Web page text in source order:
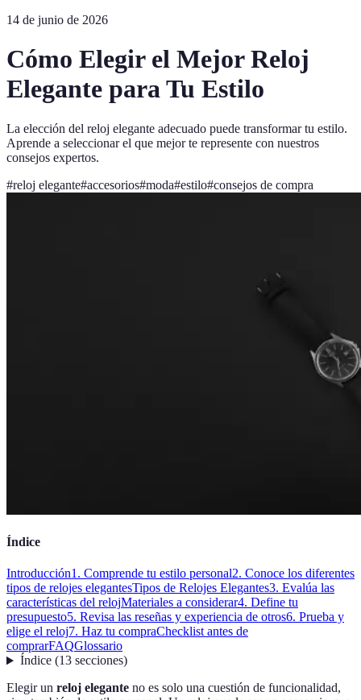
14 de junio de 2026
Cómo Elegir el Mejor Reloj
Elegante para Tu Estilo
La elección del reloj elegante adecuado puede transformar tu estilo.
Aprende a seleccionar el que mejor te represente con nuestros
consejos expertos.
#reloj elegante#accesorios#moda#estilo#consejos de compra
Índice
Introducción1. Comprende tu estilo personal2. Conoce los diferentes
tipos de relojes elegantesTipos de Relojes Elegantes3. Evalúa las
características del relojMateriales a considerar4. Define tu
presupuesto5. Revisa las reseñas y experiencia de otros6. Prueba y
elige el reloj7. Haz tu compraChecklist antes de
comprarFAQGlossario
Índice(13 secciones)
Elegir un reloj elegante no es solo una cuestión de funcionalidad,